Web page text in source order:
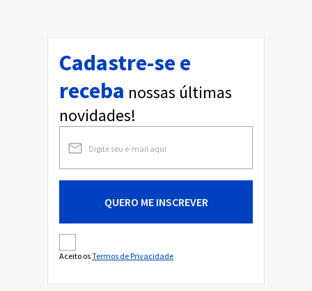
Viagem, Festa e Compras
Ice Twister
Potência de Operação (W)
Cadastre-se e
receba nossas últimas
novidades!
QUERO ME INSCREVER
Aceito osTermos de Privacidade